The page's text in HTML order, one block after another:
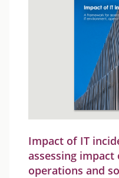
Impact of IT
assessing
operations and